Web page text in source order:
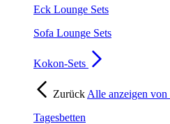
Eck Lounge Sets
Sofa Lounge Sets
Kokon-Sets
Zurück Alle anzeigen von
Tagesbetten